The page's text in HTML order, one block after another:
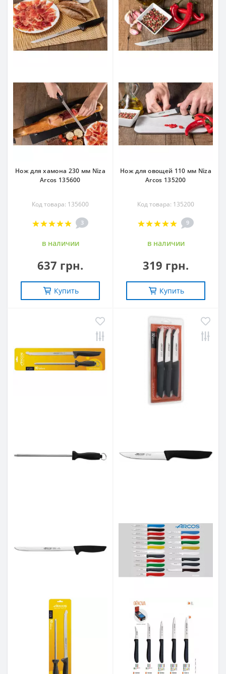
Нож для хамона 230 мм Niza
Arcos 135600
Код товара: 135600
3
в наличии
637 грн.
Купить
Нож для овощей 110 мм Niza
Arcos 135200
Код товара: 135200
9
в наличии
319 грн.
Купить